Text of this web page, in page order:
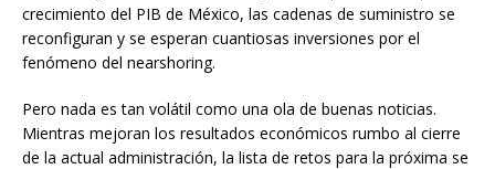
crecimiento del PIB de México, las cadenas de suministro se
reconfiguran y se esperan cuantiosas inversiones por el
fenómeno del nearshoring.
Pero nada es tan volátil como una ola de buenas noticias.
Mientras mejoran los resultados económicos rumbo al cierre
de la actual administración, la lista de retos para la próxima se